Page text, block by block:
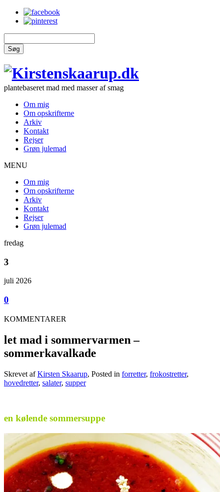
Søg
plantebaseret mad med masser af smag
Om mig
Om opskrifterne
Arkiv
Kontakt
Rejser
Grøn julemad
MENU
Om mig
Om opskrifterne
Arkiv
Kontakt
Rejser
Grøn julemad
fredag
3
juli 2026
0
KOMMENTARER
let mad i sommervarmen –
sommerkavalkade
Skrevet afKirsten Skaarup, Posted in forretter, frokostretter,
hovedretter, salater, supper
en kølende sommersuppe